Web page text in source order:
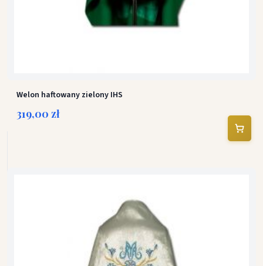
Welon haftowany zielony IHS
319,00 zł